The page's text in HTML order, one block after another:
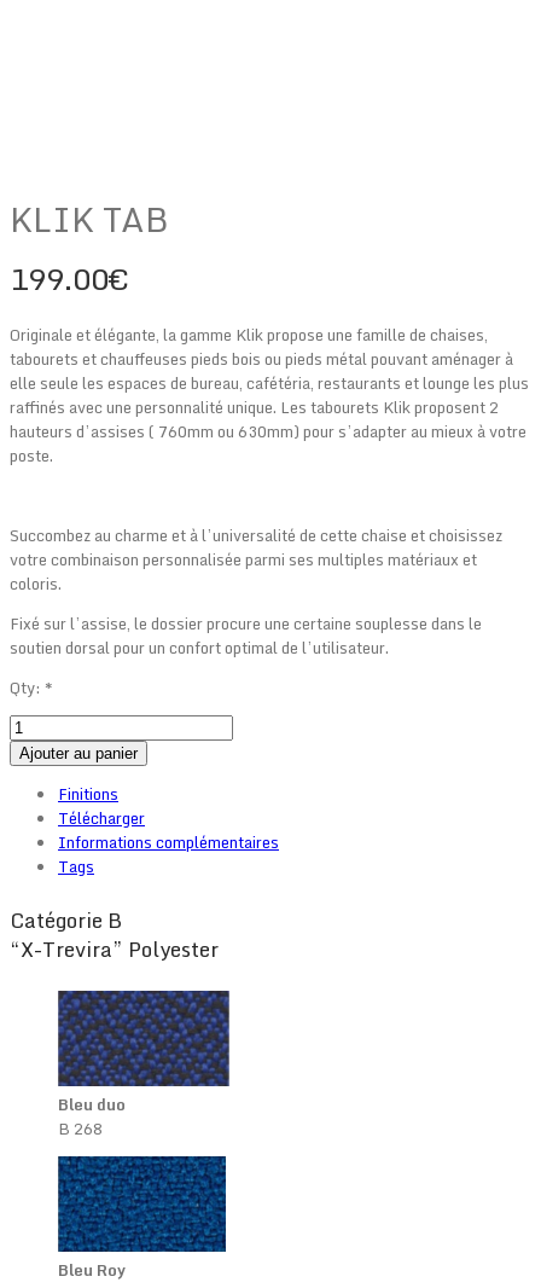
KLIK TAB
199.00€
Originale et élégante, la gamme Klik propose une famille de chaises,
tabourets et chauffeuses pieds bois ou pieds métal pouvant aménager à
elle seule les espaces de bureau, cafétéria, restaurants et lounge les plus
raffinés avec une personnalité unique. Les tabourets Klik proposent 2
hauteurs d’assises ( 760mm ou 630mm) pour s’adapter au mieux à votre
poste.
Succombez au charme et à l’universalité de cette chaise et choisissez
votre combinaison personnalisée parmi ses multiples matériaux et
coloris.
Fixé sur l’assise, le dossier procure une certaine souplesse dans le
soutien dorsal pour un confort optimal de l’utilisateur.
Qty: *
Ajouter au panier
Finitions
Télécharger
Informations complémentaires
Tags
Catégorie B
“X-Trevira” Polyester
Bleu duo
B 268
Bleu Roy